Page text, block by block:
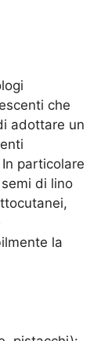
che
adottare un
In particolare
di lino
la